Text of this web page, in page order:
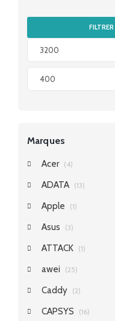
FILTRER
Marques
Acer (4)
ADATA (13)
Apple (1)
Asus (3)
ATTACK (1)
awei (25)
Caddy (2)
CAPSYS (16)